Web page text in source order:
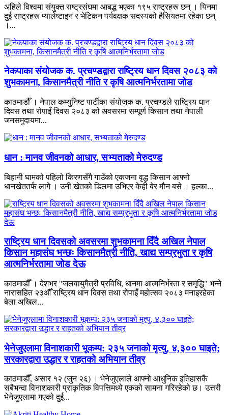
अहिले विश्वमा संयुक्त राष्ट्रसंघमा आबद्ध भएका १९५ राष्ट्रहरू छन् । यिनमा
दुई राष्ट्रहरू प्यालेष्टाइन र भेटिकन पर्यवक्षक सदस्यको हैसियतमा रहेका छन्
।...
नेकपाका संयोजक क. प्रचण्डद्वारा राष्ट्रिय धान दिवस २०८३ को
शुभकामना, किसानमैत्री नीति र कृषि आत्मनिर्भरतामा जोड
काठमाडौँ । नेपाल कम्युनिष्ट पार्टीका संयोजक क. प्रचण्डले राष्ट्रिय धान
दिवस तथा रोपाइँ दिवस २०८३ को अवसरमा सम्पूर्ण किसान तथा नेपाली
जनसमुदायमा...
धान : मानव जीवनको आधार, सभ्यताको मेरुदण्ड
बिहानी घामको पहिलो किरणसँगै गाउँको एकजना वृद्ध किसान आफ्नो
धानखेततर्फ लागे । उनी खेतको डिलमा उभिएर केही बेर मौन बसे । हल्का...
राष्ट्रिय धान दिवसको अवसरमा शुभकामना दिँदै अखिल नेपाल
किसान महासंघ भन्छः किसानमैत्री नीति, खाद्य सम्प्रभुता र कृषि
आत्मनिर्भरतामा जोड देऊ
काठमाडौँ । देशभर "जलवायुमैत्री प्रविधि, धानमा आत्मनिर्भरता र समृद्धि" भन्ने
नारासहित २३औँ राष्ट्रिय धान दिवस तथा रोपाइँ महोत्सव २०८३ मनाइरहेका
बेला अखिल...
भेनेजुएलामा विनाशकारी भूकम्प: २३५ जनाको मृत्यु, ४,३०० घाइते;
सरकारद्वारा उद्धार र राहतको अभियान तीव्र
काठमाडौँ, असार १२ (जुन २६) । भेनेजुएलाले आफ्नो आधुनिक इतिहासकै
सबैभन्दा विनाशकारी प्राकृतिक विपत्तिमध्ये एकको सामना गरिरहेको छ। उत्तरी
भेनेजुएलामा गएको दुई...